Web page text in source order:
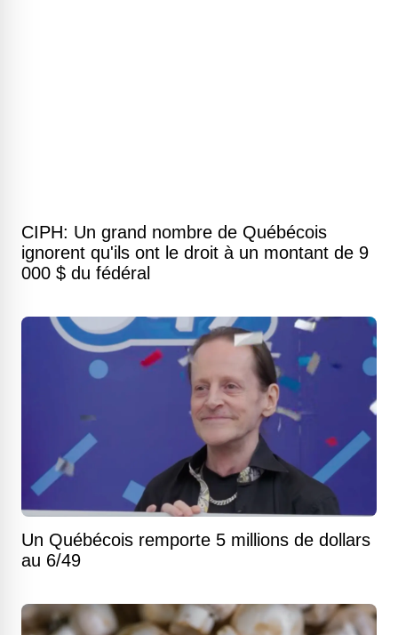
CIPH: Un grand nombre de Québécois
ignorent qu'ils ont le droit à un montant de 9
000 $ du fédéral
Un Québécois remporte 5 millions de dollars
au 6/49